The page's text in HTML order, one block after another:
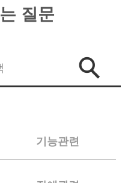
질문
기능관련